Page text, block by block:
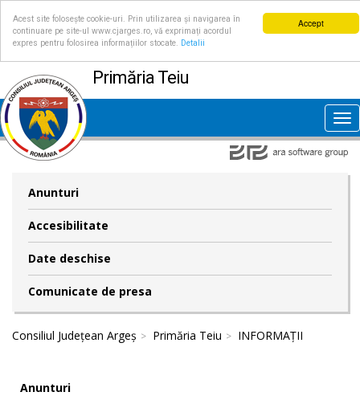
Accept
Acest site folosește cookie-uri. Prin utilizarea și navigarea în
continuare pe site-ul www.cjarges.ro, vă exprimați acordul
expres pentru folosirea informațiilor stocate.
Detalii
Primăria Teiu
Anunturi
Accesibilitate
Date deschise
Comunicate de presa
Consiliul Județean Argeș Primăria Teiu INFORMAȚII
Anunturi